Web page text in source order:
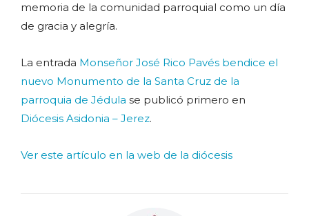
memoria de la comunidad parroquial como un día
de gracia y alegría.
La entrada Monseñor José Rico Pavés bendice el
nuevo Monumento de la Santa Cruz de la
parroquia de Jédula se publicó primero en
Diócesis Asidonia – Jerez.
Ver este artículo en la web de la diócesis